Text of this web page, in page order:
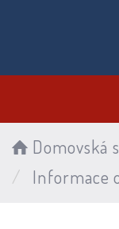
Domovská
Informace o počtu a